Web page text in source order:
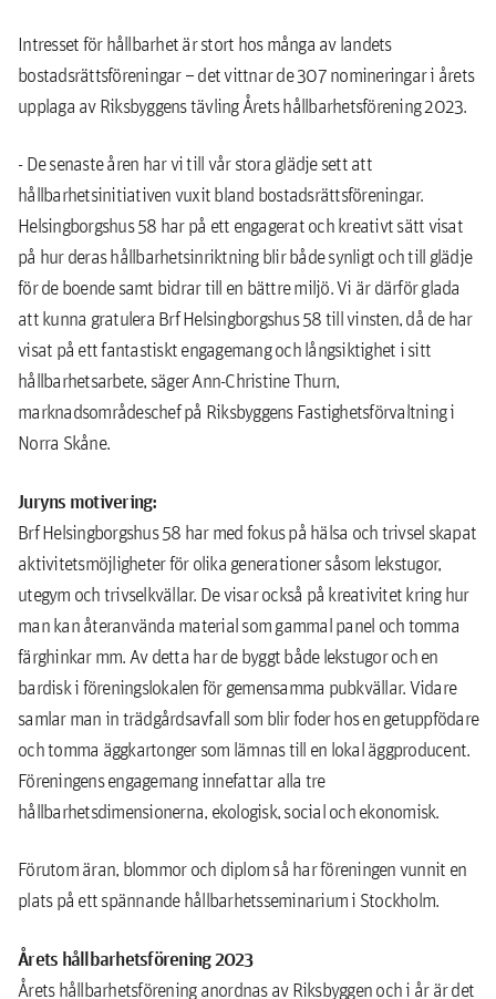
Intresset för hållbarhet är stort hos många av landets
bostadsrättsföreningar – det vittnar de 307 nomineringar i årets
upplaga av Riksbyggens tävling Årets hållbarhetsförening 2023.
- De senaste åren har vi till vår stora glädje sett att
hållbarhetsinitiativen vuxit bland bostadsrättsföreningar.
Helsingborgshus 58 har på ett engagerat och kreativt sätt visat
på hur deras hållbarhetsinriktning blir både synligt och till glädje
för de boende samt bidrar till en bättre miljö. Vi är därför glada
att kunna gratulera Brf Helsingborgshus 58 till vinsten, då de har
visat på ett fantastiskt engagemang och långsiktighet i sitt
hållbarhetsarbete, säger Ann-Christine Thurn,
marknadsområdeschef på Riksbyggens Fastighetsförvaltning i
Norra Skåne.
Juryns motivering:
Brf Helsingborgshus 58 har med fokus på hälsa och trivsel skapat
aktivitetsmöjligheter för olika generationer såsom lekstugor,
utegym och trivselkvällar. De visar också på kreativitet kring hur
man kan återanvända material som gammal panel och tomma
färghinkar mm. Av detta har de byggt både lekstugor och en
bardisk i föreningslokalen för gemensamma pubkvällar. Vidare
samlar man in trädgårdsavfall som blir foder hos en getuppfödare
och tomma äggkartonger som lämnas till en lokal äggproducent.
Föreningens engagemang innefattar alla tre
hållbarhetsdimensionerna, ekologisk, social och ekonomisk.
Förutom äran, blommor och diplom så har föreningen vunnit en
plats på ett spännande hållbarhetsseminarium i Stockholm.
Årets hållbarhetsförening 2023
Årets hållbarhetsförening anordnas av Riksbyggen och i år är det